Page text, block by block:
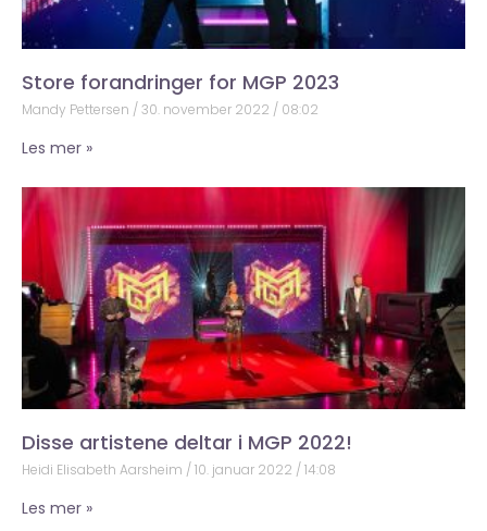
Store forandringer for MGP 2023
Mandy Pettersen 30. november 2022 08:02
Les mer »
Disse artistene deltar i MGP 2022!
Heidi Elisabeth Aarsheim 10. januar 2022 14:08
Les mer »